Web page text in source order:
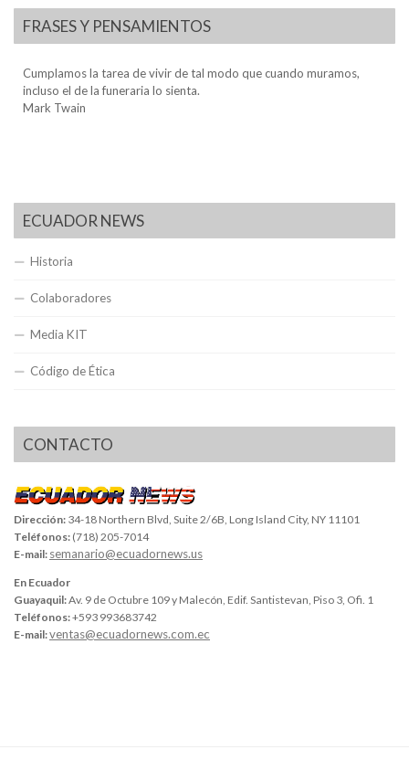
FRASES Y PENSAMIENTOS
Cumplamos la tarea de vivir de tal modo que cuando muramos,
incluso el de la funeraria lo sienta.
Mark Twain
ECUADOR NEWS
Historia
Colaboradores
Media KIT
Código de Ética
CONTACTO
Dirección: 34-18 Northern Blvd, Suite 2/6B, Long Island City, NY 11101
Teléfonos: (718) 205-7014
E-mail: semanario@ecuadornews.us
En Ecuador
Guayaquil:Av. 9 de Octubre 109 y Malecón, Edif. Santistevan, Piso 3, Ofi. 1
Teléfonos:+593 993683742
E-mail:ventas@ecuadornews.com.ec